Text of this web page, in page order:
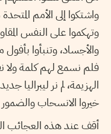
واشتكوا إلى الأمم
وتهكموا على النفس
والأجساد، وتنبأوا
فلم نسمع لهم كلمة ولا
الهزيمة، لم نر ليبراليا
خيروا الانسحاب
أقف عند هذه العجائب